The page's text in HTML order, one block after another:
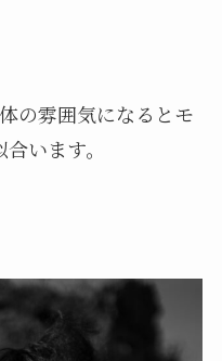
の雰囲気になるとモ
います。